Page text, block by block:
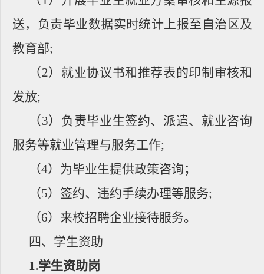
送，负责毕业数据实时统计上报至自治区及
教育部;
（2）就业协议书和推荐表的印制审核和
发放;
（3）负责毕业生签约、派遣、就业咨询
服务等就业管理与服务工作;
（4）为毕业生提供政策咨询；
（5）签约、违约手续办理等服务;
（6）来校招聘企业接待服务。
四、学生资助
1.学生资助岗